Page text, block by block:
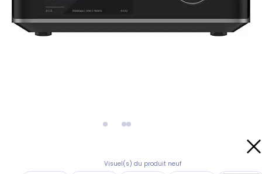
Visuel(s) du produit neuf